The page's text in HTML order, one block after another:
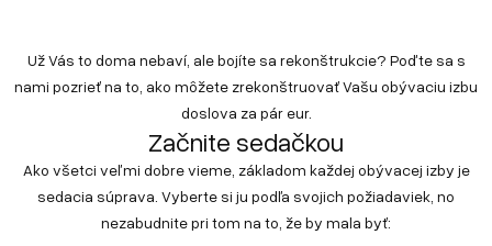
E-shop
Taburety
Atypické sedačky
Už Vás to doma nebaví, ale bojíte sa rekonštrukcie? Poďte sa s
nami pozrieť na to, ako môžete zrekonštruovať Vašu obývaciu izbu
doslova za pár eur.
Začnite sedačkou
Ako všetci veľmi dobre vieme, základom každej obývacej izby je
sedacia súprava. Vyberte si ju podľa svojich požiadaviek, no
nezabudnite pri tom na to, že by mala byť: